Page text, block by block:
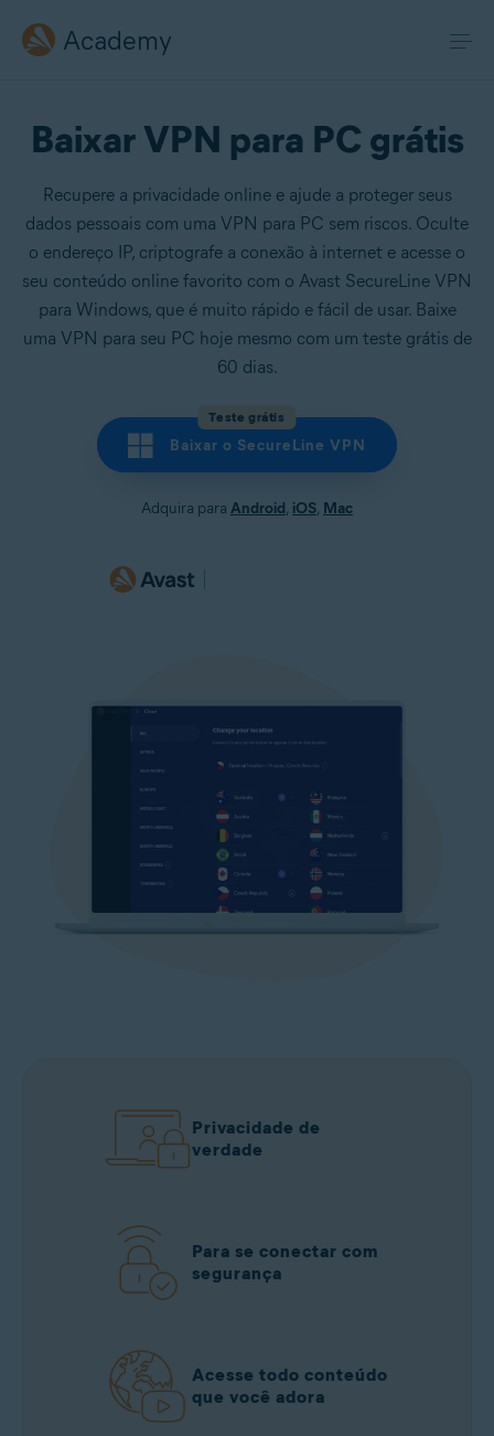
Academy
Baixar VPN para PC grátis
Recupere a privacidade online e ajude a proteger seus
dados pessoais com uma VPN para PC sem riscos. Oculte
o endereço IP, criptografe a conexão à internet e acesse o
seu conteúdo online favorito com o Avast SecureLine VPN
para Windows, que é muito rápido e fácil de usar. Baixe
uma VPN para seu PC hoje mesmo com um teste grátis de
60 dias.
Teste grátis
Baixar o SecureLine VPN
Adquira para Android, iOS, Mac
Privacidade de
verdade
Para se conectar com
segurança
Acesse todo conteúdo
que você adora